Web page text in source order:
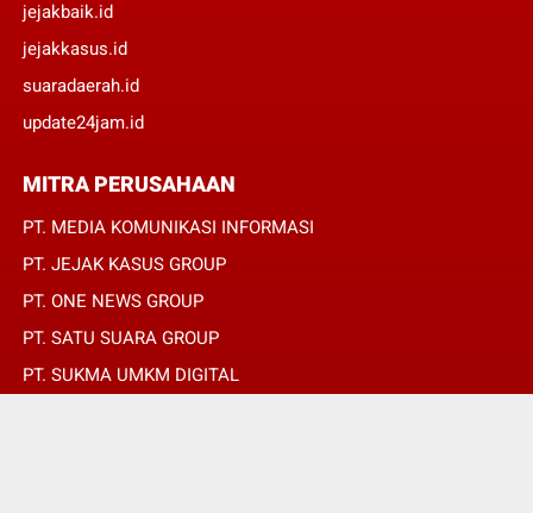
jejakbaik.id
jejakkasus.id
suaradaerah.id
update24jam.id
MITRA PERUSAHAAN
PT. MEDIA KOMUNIKASI INFORMASI
PT. JEJAK KASUS GROUP
PT. ONE NEWS GROUP
PT. SATU SUARA GROUP
PT. SUKMA UMKM DIGITAL